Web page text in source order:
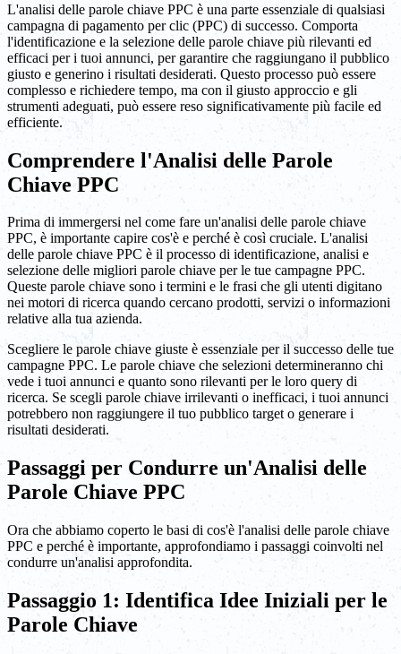
L'analisi delle parole chiave PPC è una parte essenziale di qualsiasi
campagna di pagamento per clic (PPC) di successo. Comporta
l'identificazione e la selezione delle parole chiave più rilevanti ed
efficaci per i tuoi annunci, per garantire che raggiungano il pubblico
giusto e generino i risultati desiderati. Questo processo può essere
complesso e richiedere tempo, ma con il giusto approccio e gli
strumenti adeguati, può essere reso significativamente più facile ed
efficiente.
Comprendere l'Analisi delle Parole
Chiave PPC
Prima di immergersi nel come fare un'analisi delle parole chiave
PPC, è importante capire cos'è e perché è così cruciale. L'analisi
delle parole chiave PPC è il processo di identificazione, analisi e
selezione delle migliori parole chiave per le tue campagne PPC.
Queste parole chiave sono i termini e le frasi che gli utenti digitano
nei motori di ricerca quando cercano prodotti, servizi o informazioni
relative alla tua azienda.
Scegliere le parole chiave giuste è essenziale per il successo delle tue
campagne PPC. Le parole chiave che selezioni determineranno chi
vede i tuoi annunci e quanto sono rilevanti per le loro query di
ricerca. Se scegli parole chiave irrilevanti o inefficaci, i tuoi annunci
potrebbero non raggiungere il tuo pubblico target o generare i
risultati desiderati.
Passaggi per Condurre un'Analisi delle
Parole Chiave PPC
Ora che abbiamo coperto le basi di cos'è l'analisi delle parole chiave
PPC e perché è importante, approfondiamo i passaggi coinvolti nel
condurre un'analisi approfondita.
Passaggio 1: Identifica Idee Iniziali per le
Parole Chiave